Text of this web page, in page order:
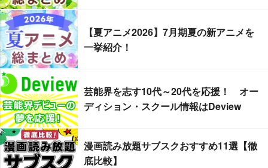
【夏アニメ2026】7月期夏の新アニメを
一挙紹介！
芸能界を志す10代～20代を応援！ オー
ディション・スクール情報はDeview
漫画読み放題サブスクおすすめ11選【徹
底比較】